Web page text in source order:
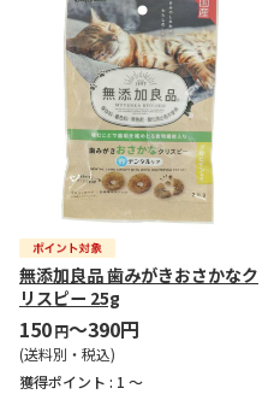
無添加良品 歯みがきおさかなク
リスピー 25g
150円～390円
(送料別・税込)
獲得ポイント : 1 ～